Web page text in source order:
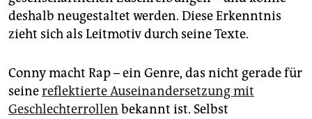
deshalb neugestaltet werden. Diese Erkenntnis
zieht sich als Leitmotiv durch seine Texte.
Conny macht Rap – ein Genre, das nicht gerade für
seinereflektierte Auseinandersetzung mit
Geschlechterrollen bekannt ist. Selbst